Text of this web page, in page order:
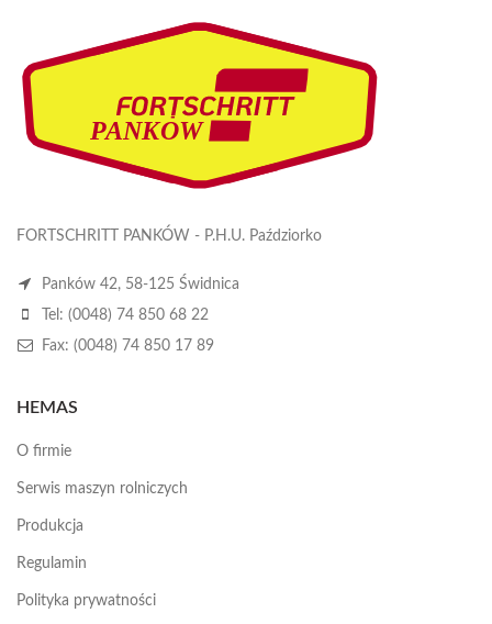
FORTSCHRITT PANKÓW - P.H.U. Paździorko
Panków 42, 58-125 Świdnica
Tel: (0048) 74 850 68 22
Fax: (0048) 74 850 17 89
HEMAS
O firmie
Serwis maszyn rolniczych
Produkcja
Regulamin
Polityka prywatności